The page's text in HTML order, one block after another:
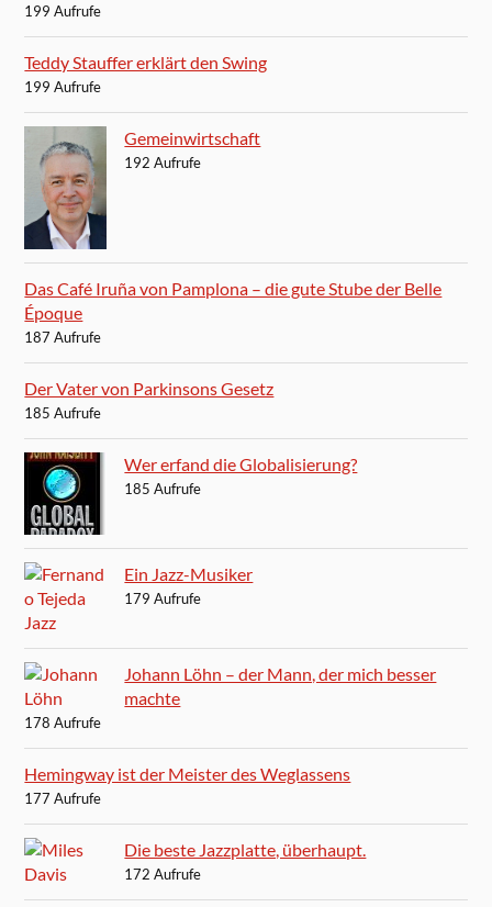
199 Aufrufe
Teddy Stauffer erklärt den Swing
199 Aufrufe
Gemeinwirtschaft
192 Aufrufe
Das Café Iruña von Pamplona – die gute Stube der Belle
Époque
187 Aufrufe
Der Vater von Parkinsons Gesetz
185 Aufrufe
Wer erfand die Globalisierung?
185 Aufrufe
Ein Jazz-Musiker
179 Aufrufe
Johann Löhn – der Mann, der mich besser
machte
178 Aufrufe
Hemingway ist der Meister des Weglassens
177 Aufrufe
Die beste Jazzplatte, überhaupt.
172 Aufrufe